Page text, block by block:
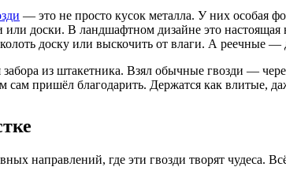
— это не просто кусок металла. У них особая
доски. В ландшафтном дизайне это
доску или выскочить от влаги. А реечные —
из штакетника. Взял обычные гвозди —
пришёл благодарить. Держатся как влитые,
направлений, где эти гвозди творят чудеса.